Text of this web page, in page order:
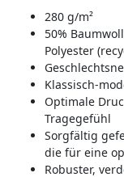
280 g/m²
50%
Polyester
Klassisch-
Optimale
Tragegefühl
Sorgfältig
die für eine
Robuster,